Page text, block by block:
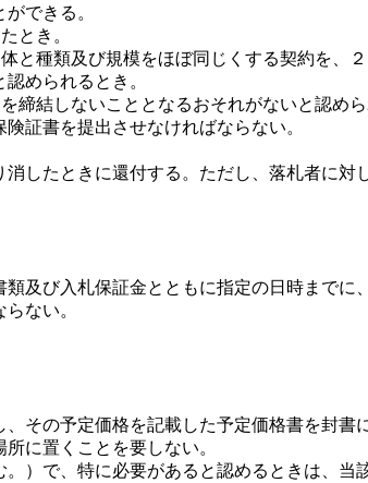
できる。
とき。
種類及び規模をほぼ同じくする契約を、２
められるとき。
結しないこととなるおそれがないと認めら
証書を提出させなければならない。
したときに還付する。ただし、落札者に対
及び入札保証金とともに指定の日時までに
ない。
その予定価格を記載した予定価格書を封書
に置くことを要しない。
）で、特に必要があると認めるときは、当